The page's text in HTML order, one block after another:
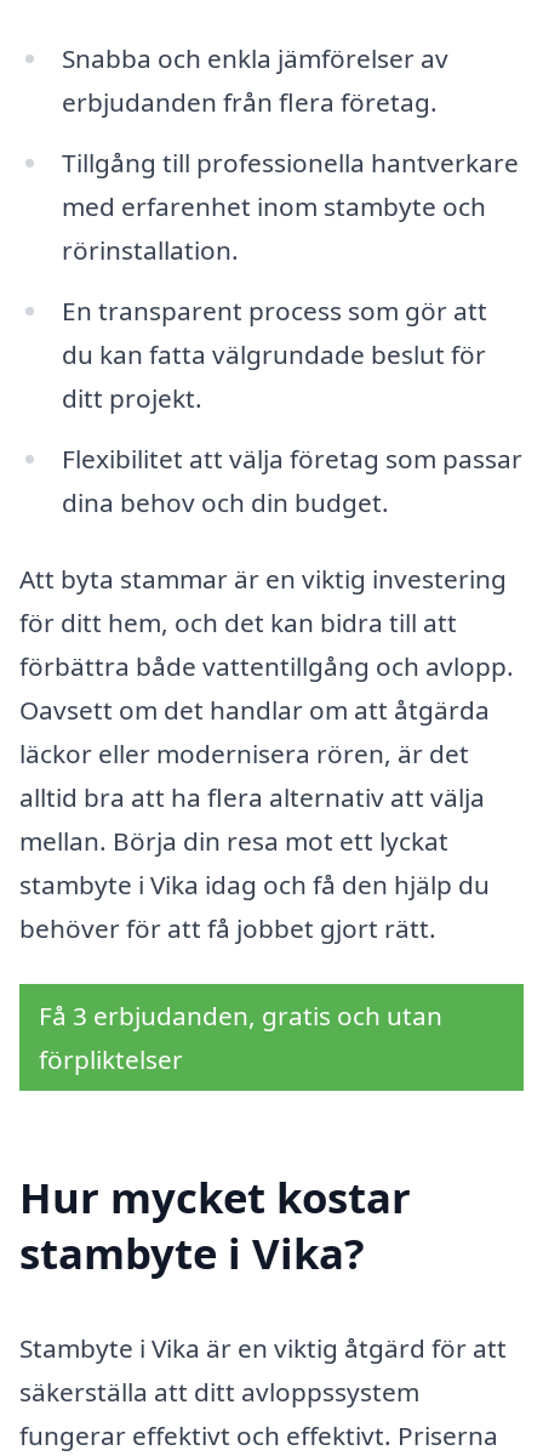
Snabba och enkla jämförelser av
erbjudanden från flera företag.
Tillgång till professionella hantverkare
med erfarenhet inom stambyte och
rörinstallation.
En transparent process som gör att
du kan fatta välgrundade beslut för
ditt projekt.
Flexibilitet att välja företag som passar
dina behov och din budget.
Att byta stammar är en viktig investering
för ditt hem, och det kan bidra till att
förbättra både vattentillgång och avlopp.
Oavsett om det handlar om att åtgärda
läckor eller modernisera rören, är det
alltid bra att ha flera alternativ att välja
mellan. Börja din resa mot ett lyckat
stambyte i Vika idag och få den hjälp du
behöver för att få jobbet gjort rätt.
Få 3 erbjudanden, gratis och utan
förpliktelser
Hur mycket kostar
stambyte i Vika?
Stambyte i Vika är en viktig åtgärd för att
säkerställa att ditt avloppssystem
fungerar effektivt och effektivt. Priserna